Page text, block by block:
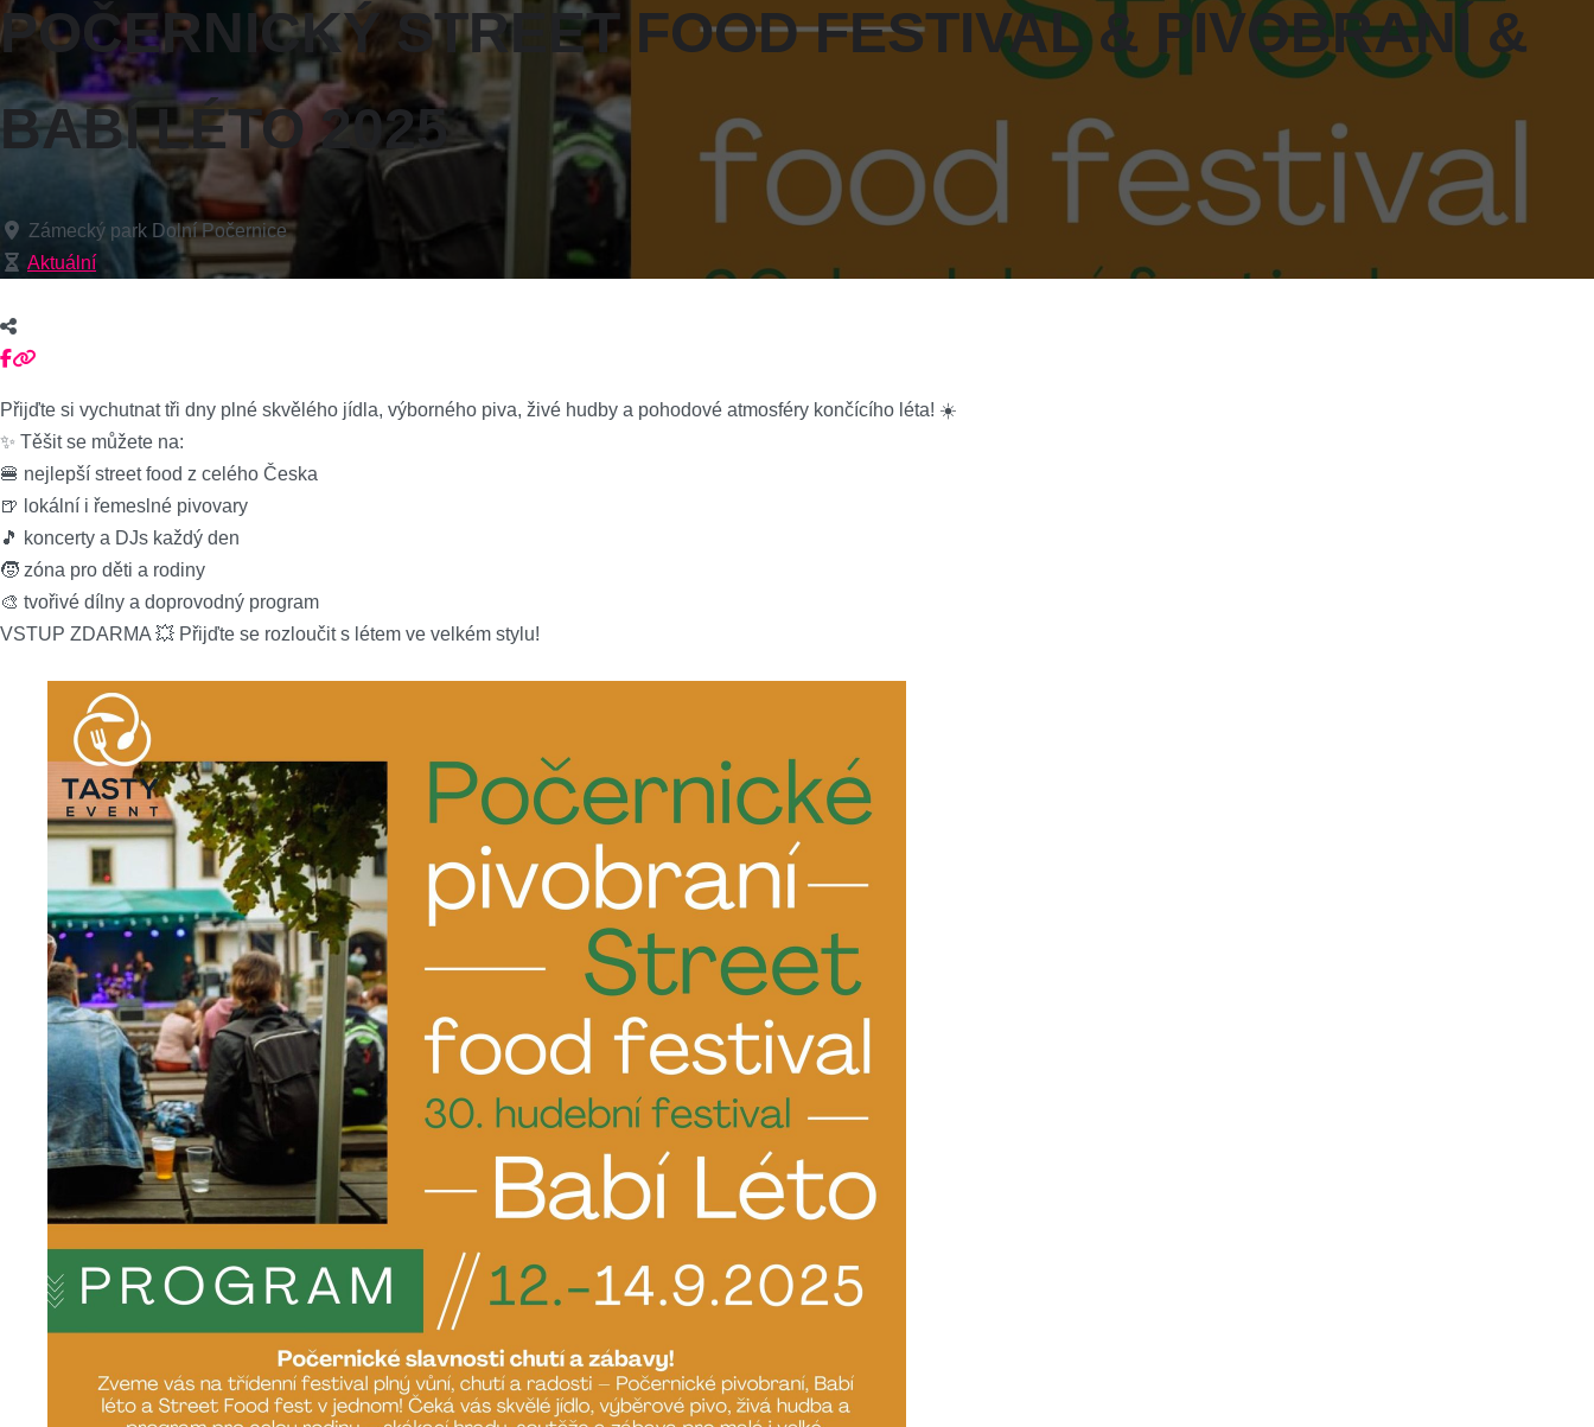
POČERNICKÝ STREET FOOD FESTIVAL & PIVOBRANÍ &
BABÍ LÉTO 2025
Zámecký park Dolní Počernice
Aktuální
Přijďte si vychutnat tři dny plné skvělého jídla, výborného piva, živé hudby a pohodové atmosféry končícího léta! ☀️
✨ Těšit se můžete na:
🍔 nejlepší street food z celého Česka
🍺 lokální i řemeslné pivovary
🎵 koncerty a DJs každý den
🧒 zóna pro děti a rodiny
🎨 tvořivé dílny a doprovodný program
VSTUP ZDARMA 💥 Přijďte se rozloučit s létem ve velkém stylu!